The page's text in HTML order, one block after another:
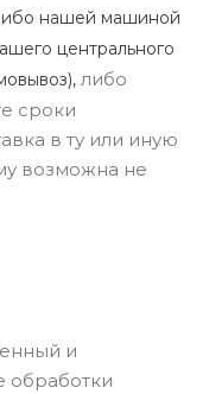
нашей машиной
центрального
либо
сроки
в ту или иную
возможна не
и
обработки